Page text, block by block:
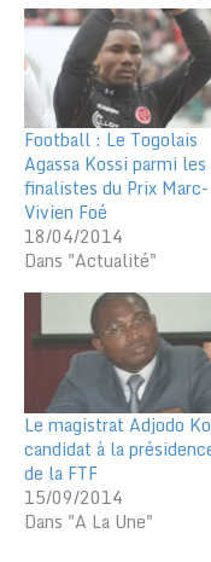
Football : Le Togolais
Agassa Kossi parmi les
finalistes du Prix Marc-
Vivien Foé
18/04/2014
Dans "Actualité"
Le magistrat Adjodo
candidat à la
de la FTF
15/09/2014
Dans "A La Une"